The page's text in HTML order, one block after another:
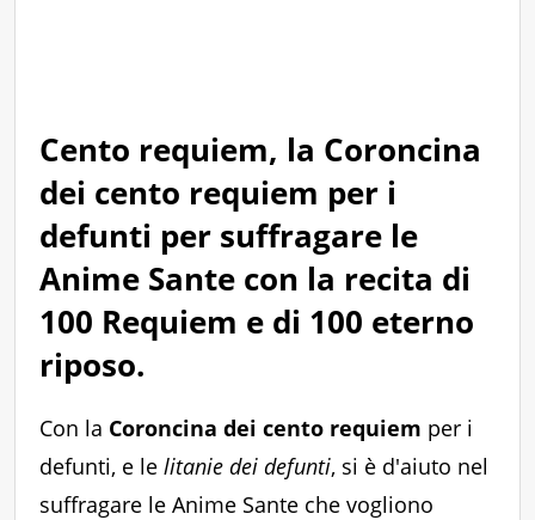
Cento requiem, la Coroncina
dei cento requiem per i
defunti per suffragare le
Anime Sante con la recita di
100 Requiem e di 100 eterno
riposo.
Con la Coroncina dei cento requiem per i
defunti, e le litanie dei defunti, si è d'aiuto nel
suffragare le Anime Sante che vogliono